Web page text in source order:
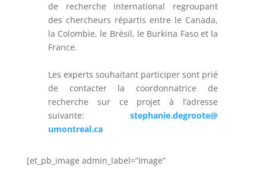
de recherche international regroupant
des chercheurs répartis entre le Canada,
la Colombie, le Brésil, le Burkina Faso et la
France.
Les experts souhaitant participer sont prié
de contacter la coordonnatrice de
recherche sur ce projet à l’adresse
suivante:
stephanie.degroote@
umontreal.ca
[et_pb_image admin_label=”Image”